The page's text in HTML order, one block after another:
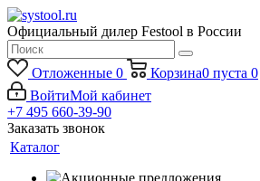
Официальный дилер Festool в России
Отложенные 0 Корзина0 пуста 0
ВойтиМой кабинет
+7 495 660-39-90
Заказать звонок
Каталог